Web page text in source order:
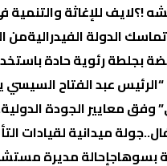
!؟لايف للإغاثة والتنمية
الدولة الفیدرالیةمن
بجلطة رئوية حادة
الرئيس عبد الفتاح
جولة ميدانية لقيادات
بسوهاجإحالة مديرة